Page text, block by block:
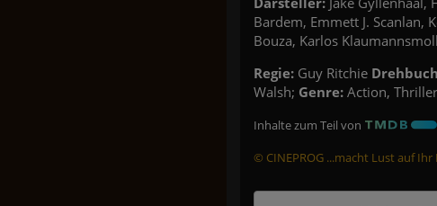
Bardem, Emmett J. Scanlan,
Bouza, Karlos
Regie: Guy Ritchie
Walsh; Genre: Action, Thriller
Inhalte zum Teil von
© CINEPROG ...macht Lust auf Ihr